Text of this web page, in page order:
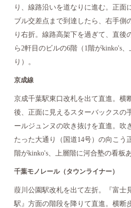
り、線路沿いを道なりに進む。正面
ブル交差点まで到達したら、右手側
り右折。線路高架下を過ぎて、直後
ら2軒目のビルの6階（1階がkinko's
り）。
京成線
京成千葉駅東口改札を出て直進。横
後、正面に見えるスターバックスの
ールジュンヌの吹き抜けを直進。吹
たった大通り（国道14号）の向こう
階がkinko's、上層階に河合塾の看板
千葉モノレール（タウンライナー）
葭川公園駅改札を出て左折。『富士
駅』方面の階段を降りて直進。横断